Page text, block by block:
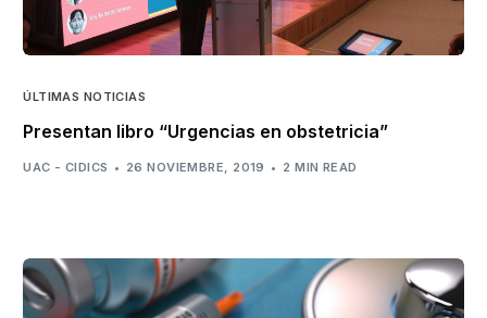
ÚLTIMAS NOTICIAS
Presentan libro “Urgencias en obstetricia”
UAC - CIDICS 26 NOVIEMBRE, 2019 2 MIN READ